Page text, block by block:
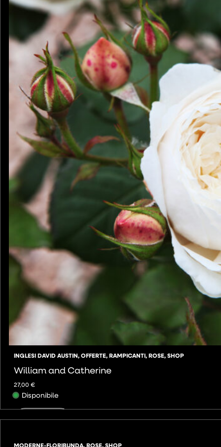
INGLESI DAVID AUSTIN,OFFERTE,RAMPICANTI,ROSE,SHOP
William and Catherine
27,00 €
Disponibile
AGGIUNGI